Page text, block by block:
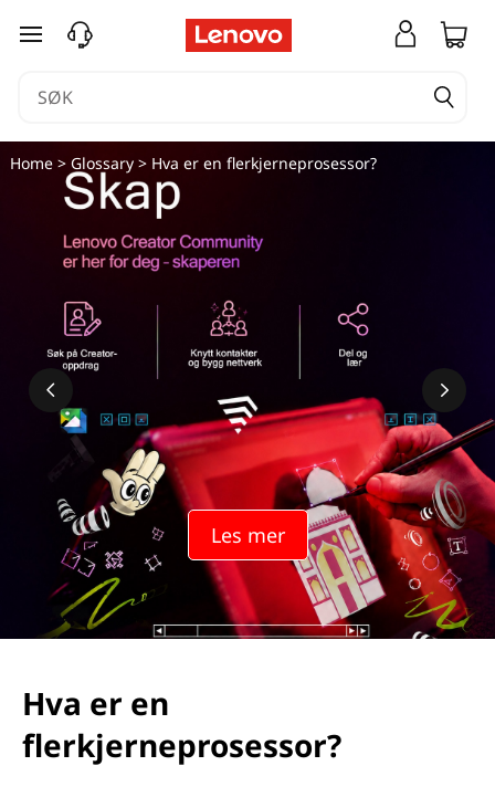
gå til hovedinnhold
Les mer
Home> Glossary> Hva er en flerkjerneprosessor?
Hva er en
flerkjerneprosessor?